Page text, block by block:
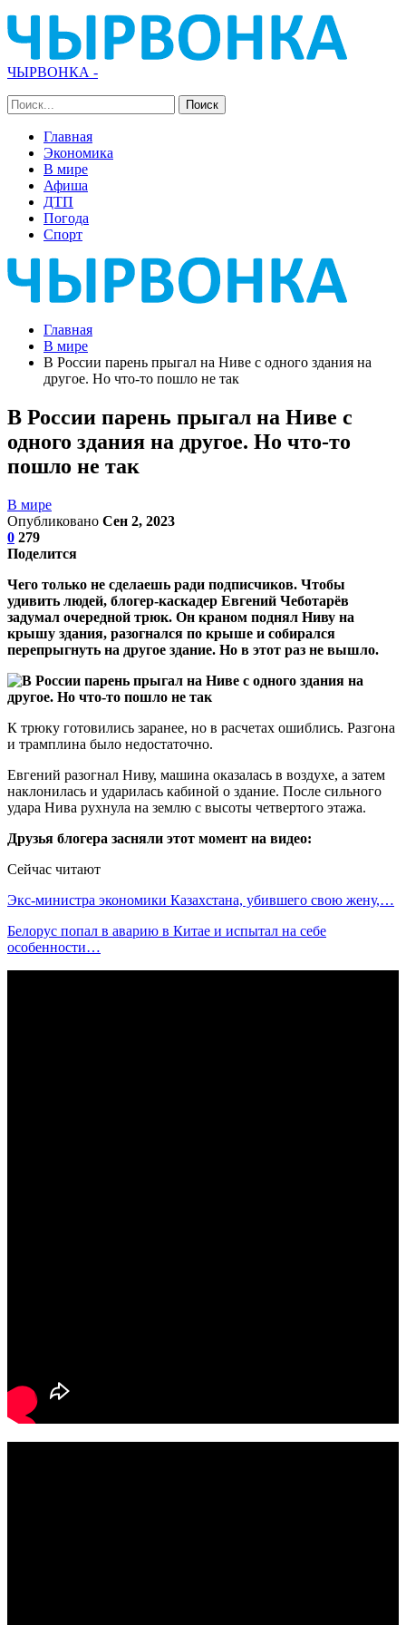
ЧЫРВОНКА -
Главная
Экономика
В мире
Афиша
ДТП
Погода
Спорт
Главная
В мире
В России парень прыгал на Ниве с одного здания на
другое. Но что-то пошло не так
В России парень прыгал на Ниве с
одного здания на другое. Но что-то
пошло не так
В мире
Опубликовано Сен 2, 2023
0 279
Поделится
Чего только не сделаешь ради подписчиков. Чтобы
удивить людей, блогер-каскадер Евгений Чеботарёв
задумал очередной трюк. Он краном поднял Ниву на
крышу здания, разогнался по крыше и собирался
перепрыгнуть на другое здание. Но в этот раз не вышло.
К трюку готовились заранее, но в расчетах ошиблись. Разгона
и трамплина было недостаточно.
Евгений разогнал Ниву, машина оказалась в воздухе, а затем
наклонилась и ударилась кабиной о здание. После сильного
удара Нива рухнула на землю с высоты четвертого этажа.
Друзья блогера засняли этот момент на видео:
Сейчас читают
Экс-министра экономики Казахстана, убившего свою жену,…
Белорус попал в аварию в Китае и испытал на себе
особенности…